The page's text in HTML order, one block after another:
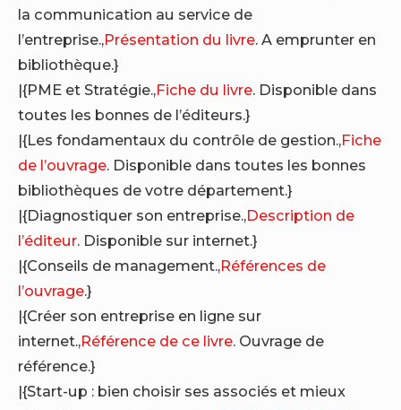
la communication au service de
l’entreprise.,Présentation du livre. A emprunter en
bibliothèque.}
|{PME et Stratégie.,Fiche du livre. Disponible dans
toutes les bonnes de l’éditeurs.}
|{Les fondamentaux du contrôle de gestion.,Fiche
de l’ouvrage. Disponible dans toutes les bonnes
bibliothèques de votre département.}
|{Diagnostiquer son entreprise.,Description de
l’éditeur. Disponible sur internet.}
|{Conseils de management.,Références de
l’ouvrage.}
|{Créer son entreprise en ligne sur
internet.,Référence de ce livre. Ouvrage de
référence.}
|{Start-up : bien choisir ses associés et mieux